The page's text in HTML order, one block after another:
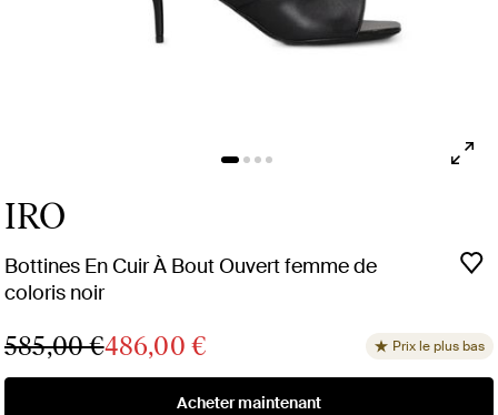
IRO
Bottines En Cuir À Bout Ouvert femme de
coloris noir
585,00 €486,00 € Prix le plus bas
Acheter maintenant